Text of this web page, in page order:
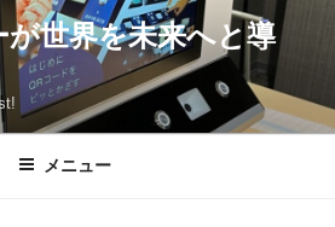
世界を未来へと導
メニュー